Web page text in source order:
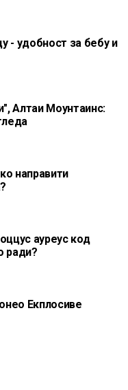
- удобност за бебу и
Алтаи Моунтаинс:
направити
ауреус код
ради?
Екплосиве